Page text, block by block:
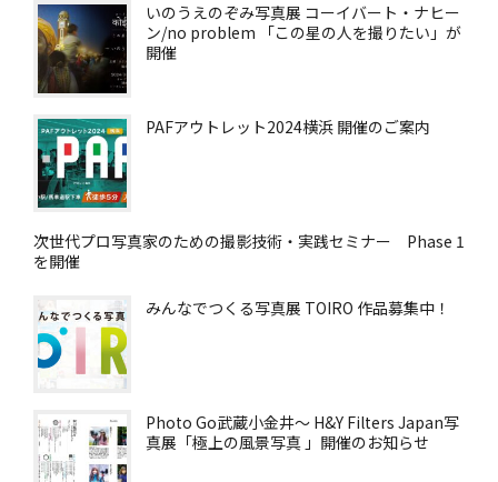
いのうえのぞみ写真展 コーイバート・ナヒー
ン/no problem 「この星の人を撮りたい」が
開催
PAFアウトレット2024横浜 開催のご案内
次世代プロ写真家のための撮影技術・実践セミナー Phase 1
を開催
みんなでつくる写真展 TOIRO 作品募集中！
Photo Go武蔵小金井～ H&Y Filters Japan写
真展「極上の風景写真 」開催のお知らせ